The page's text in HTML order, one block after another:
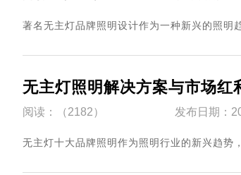
著名无主灯品牌照明设计作为一种新兴的照明
无主灯照明解决方案与市场红
阅读：（2182） 发布日期：
无主灯十大品牌照明作为照明行业的新兴趋势